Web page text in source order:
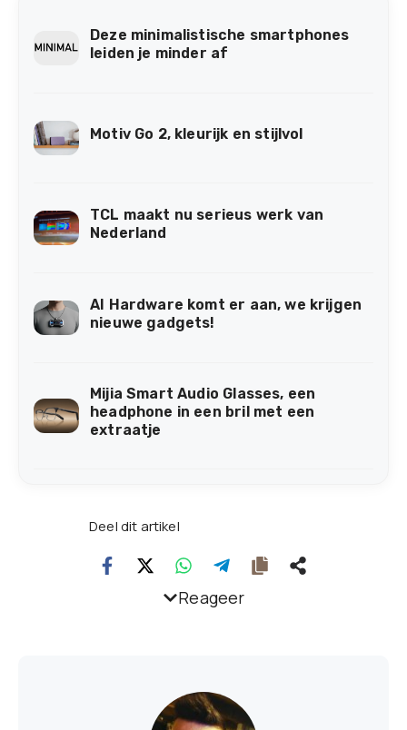
Deze minimalistische smartphones
leiden je minder af
Motiv Go 2, kleurijk en stijlvol
TCL maakt nu serieus werk van
Nederland
AI Hardware komt er aan, we krijgen
nieuwe gadgets!
Mijia Smart Audio Glasses, een
headphone in een bril met een
extraatje
Deel dit artikel
Reageer